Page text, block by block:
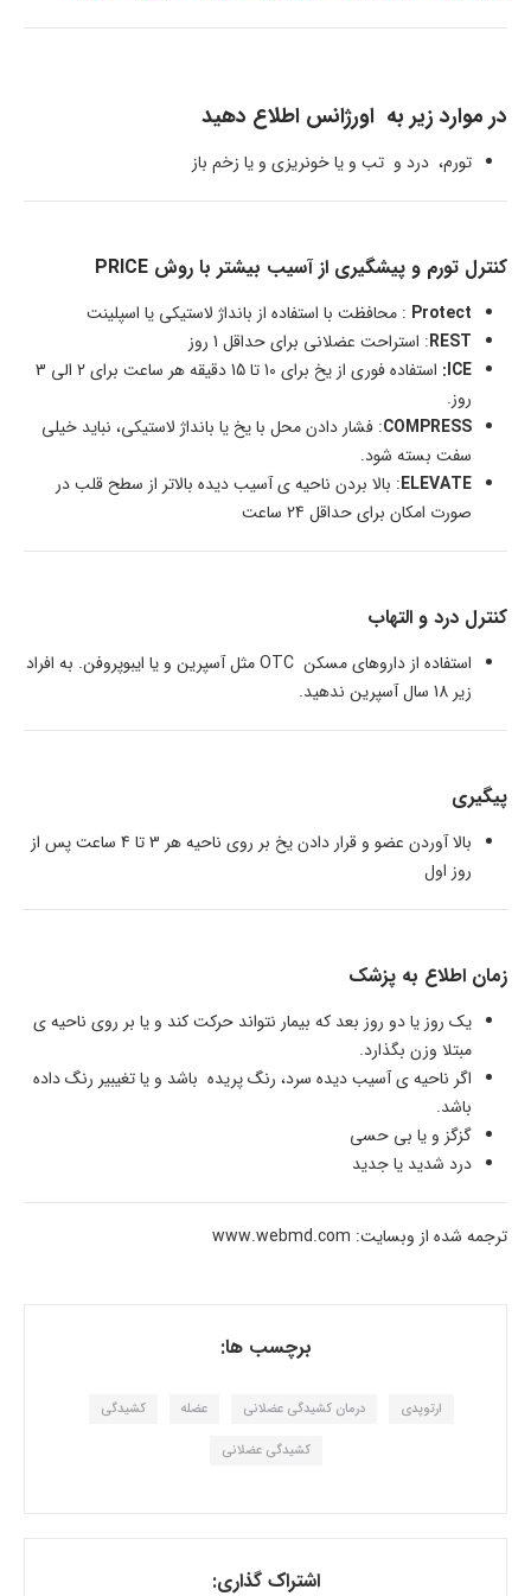
در موارد زیر به اورژانس اطلاع دهید
تورم، درد و تب و یا خونریزی و یا زخم باز
کنترل تورم و پیشگیری از آسیب بیشتر با روش PRICE
Protect : محافظت با استفاده از بانداژ لاستیکی یا اسپلینت
REST: استراحت عضلانی برای حداقل 1 روز
ICE:
استفاده فوری از یخ برای 10 تا 15 دقیقه هر ساعت برای 2 الی 3
روز.
COMPRESS: فشار دادن محل با یخ یا بانداژ لاستیکی، نباید خیلی
سفت بسته شود.
ELEVATE: بالا بردن ناحیه ی آسیب دیده بالاتر از سطح قلب در
صورت امکان برای حداقل 24 ساعت
کنترل درد و التهاب
استفاده از داروهای مسکن OTC مثل آسپرین و یا ایبوپروفن. به افراد
زیر 18 سال آسپرین ندهید.
پیگیری
بالا آوردن عضو و قرار دادن یخ بر روی ناحیه هر 3 تا 4 ساعت پس از
روز اول
زمان اطلاع به پزشک
یک روز یا دو روز بعد که بیمار نتواند حرکت کند و یا بر روی ناحیه ی
مبتلا وزن بگذارد.
اگر ناحیه ی آسیب دیده سرد، رنگ پریده باشد و یا تغیبیر رنگ داده
باشد.
گزگز و یا بی حسی
درد شدید یا جدید
ترجمه شده از وبسایت: www.webmd.com
برچسب ها:
ارتوپدی درمان کشیدگی عضلانی عضله کشیدگی
کشیدگی عضلانی
اشتراک گذاری: